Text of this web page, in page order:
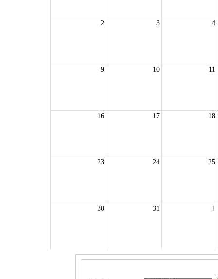
2 3 4
9 10 11
16 17 18
23 24 25
30 31 1